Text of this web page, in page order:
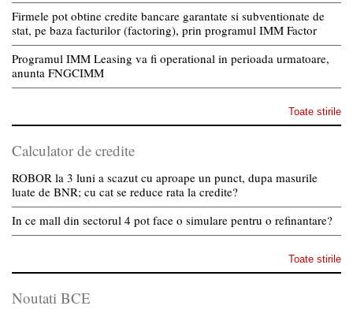
Firmele pot obtine credite bancare garantate si subventionate de
stat, pe baza facturilor (factoring), prin programul IMM Factor
Programul IMM Leasing va fi operational in perioada urmatoare,
anunta FNGCIMM
Toate stirile
Calculator de credite
ROBOR la 3 luni a scazut cu aproape un punct, dupa masurile
luate de BNR; cu cat se reduce rata la credite?
In ce mall din sectorul 4 pot face o simulare pentru o refinantare?
Toate stirile
Noutati BCE